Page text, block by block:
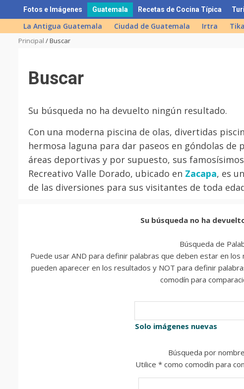
to
content
Fotos e Imágenes Guatemala Recetas de Cocina Típica
La Antigua Guatemala Ciudad de Guatemala Irtra
Principal /Buscar
Buscar
Su búsqueda no ha devuelto ningún resultado.
Con una moderna piscina de olas, divertidas
hermosa laguna para dar paseos en góndolas
áreas deportivas y por supuesto, sus
Recreativo Valle Dorado, ubicado en Zacapa, es
de las diversiones para sus visitantes de toda
Su búsqueda no ha
Búsqueda de
Puede usar AND para definir palabras que deben estar en
pueden aparecer en los resultados y NOT para definir
comodín para
Solo imágenes nuevas
Búsqueda por
Utilice * como comodín para